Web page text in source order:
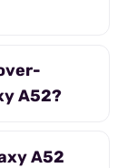
A52?
A52